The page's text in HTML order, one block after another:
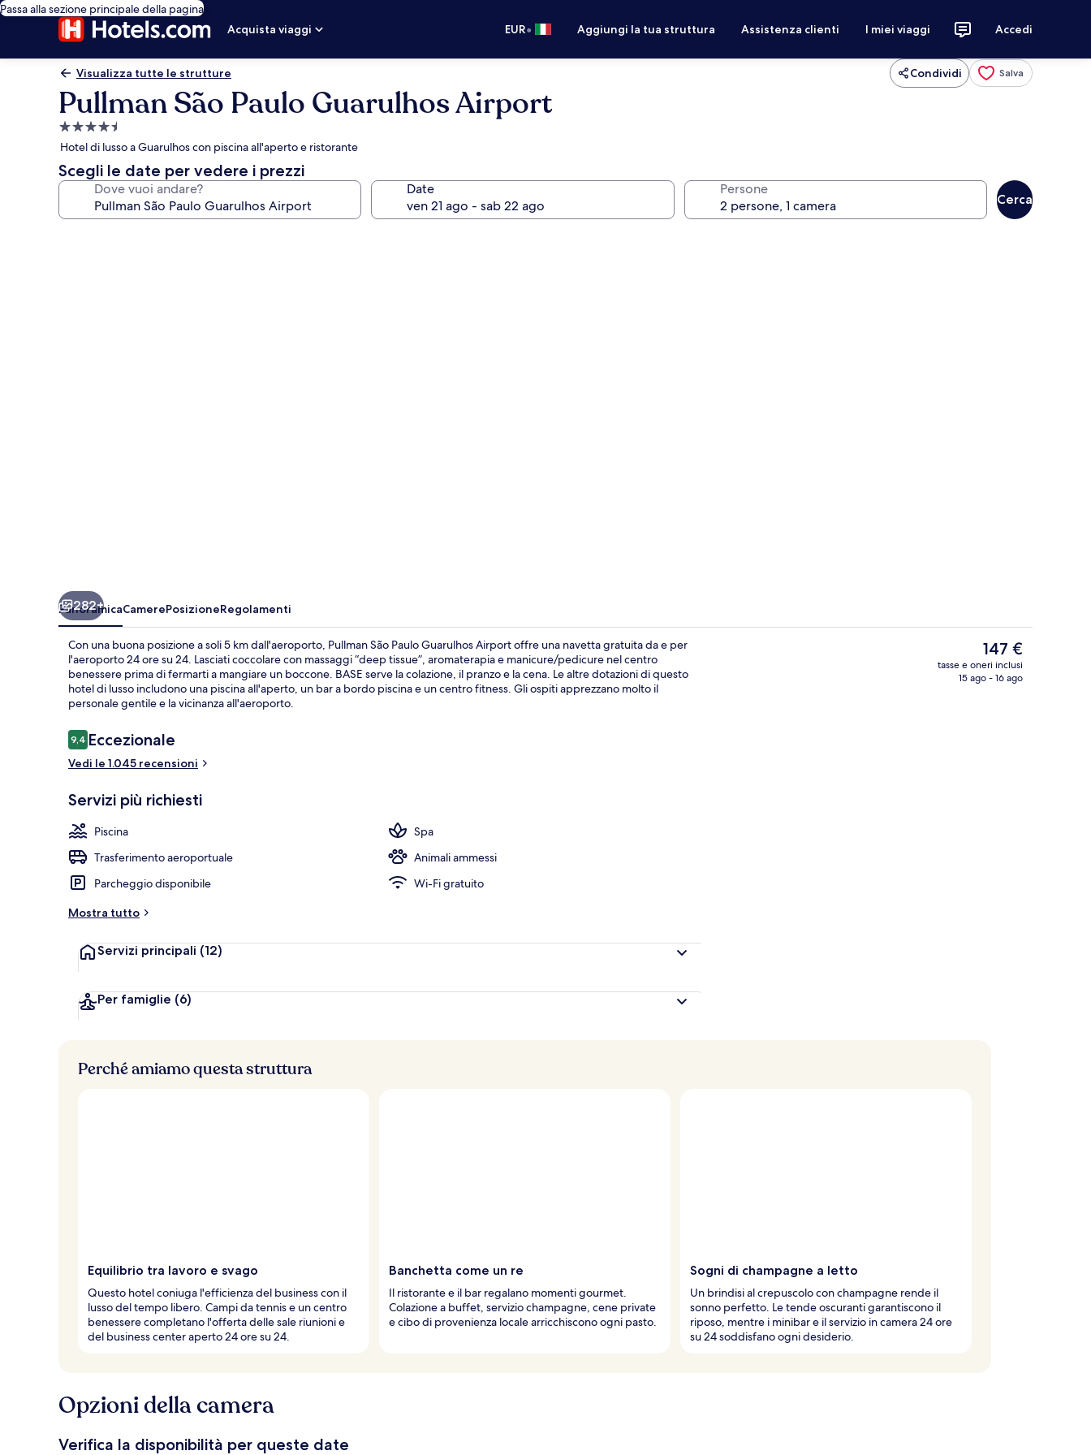
Passa alla sezione principale della pagina
Acquista viaggi
EUR• Aggiungi la tua struttura Assistenza clienti I miei viaggi Accedi
Visualizza tutte le strutture Condividi Salva
Pullman São Paulo Guarulhos Airport
Struttura
a
4.5
stelle
Hotel di lusso a Guarulhos con piscina all'aperto e ristorante
Scegli le date per vedere i prezzi
Dove vuoi andare? Date Persone
Cerca
Servizio di colazione, pranzo e cena
282+
PanoramicaCamerePosizioneRegolamenti
Con una buona posizione a soli 5 km dall'aeroporto, Pullman São Paulo Guarulhos Airport offre una navetta gratuita da e per
l'aeroporto 24 ore su 24. Lasciati coccolare con massaggi “deep tissue”, aromaterapia e manicure/pedicure nel centro
benessere prima di fermarti a mangiare un boccone. BASE serve la colazione, il pranzo e la cena. Le altre dotazioni di questo
hotel di lusso includono una piscina all'aperto, un bar a bordo piscina e un centro fitness. Gli ospiti apprezzano molto il
personale gentile e la vicinanza all'aeroporto.
Recensioni
9,49,4 su 10
Eccezionale
Vedi le 1.045 recensioni
Servizi più richiesti
Piscina
Spa
Trasferimento aeroportuale
Animali ammessi
Parcheggio disponibile
Wi-Fi gratuito
Mostra tutto
Servizi principali (12)
Per famiglie (6)
Il
prezzo
attuale
147 €
tasse e oneri inclusi
15 ago - 16 ago
Perché amiamo questa struttura
Equilibrio tra lavoro e svago
Questo hotel coniuga l'efficienza del business con il
lusso del tempo libero. Campi da tennis e un centro
benessere completano l'offerta delle sale riunioni e
del business center aperto 24 ore su 24.
Banchetta come un re
Il ristorante e il bar regalano momenti gourmet.
Colazione a buffet, servizio champagne, cene private
e cibo di provenienza locale arricchiscono ogni pasto.
Sogni di champagne a letto
Un brindisi al crepuscolo con champagne rende il
sonno perfetto. Le tende oscuranti garantiscono il
riposo, mentre i minibar e il servizio in camera 24 ore
su 24 soddisfano ogni desiderio.
Opzioni della camera
Verifica la disponibilità per queste date